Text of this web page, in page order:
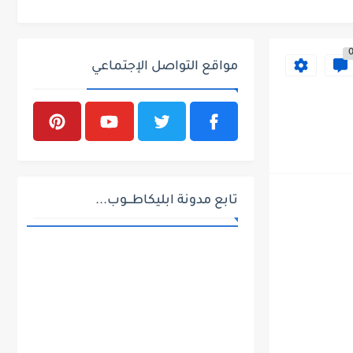
0
مواقع التواصل الإجتماعي
تابع مدونة ابليكاطـــوب...